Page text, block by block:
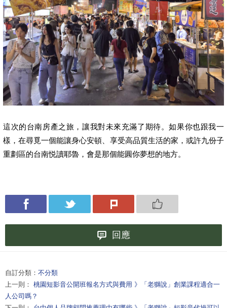
這次的台南房產之旅，讓我對未來充滿了期待。如果你也跟我一
樣，在尋覓一個能讓身心安頓、享受高品質生活的家，或許九份子
重劃區的台南悦讀耶魯，會是那個能圓你夢想的地方。
回應
自訂分類： 不分類
上一則： 桃園短影音公開班報名方式與費用 》「老獅說」創業課程適合一
人公司嗎？